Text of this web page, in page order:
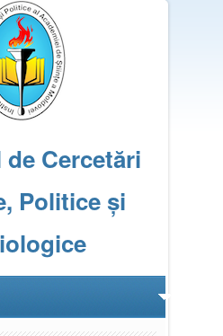
Cercetări
Politice și